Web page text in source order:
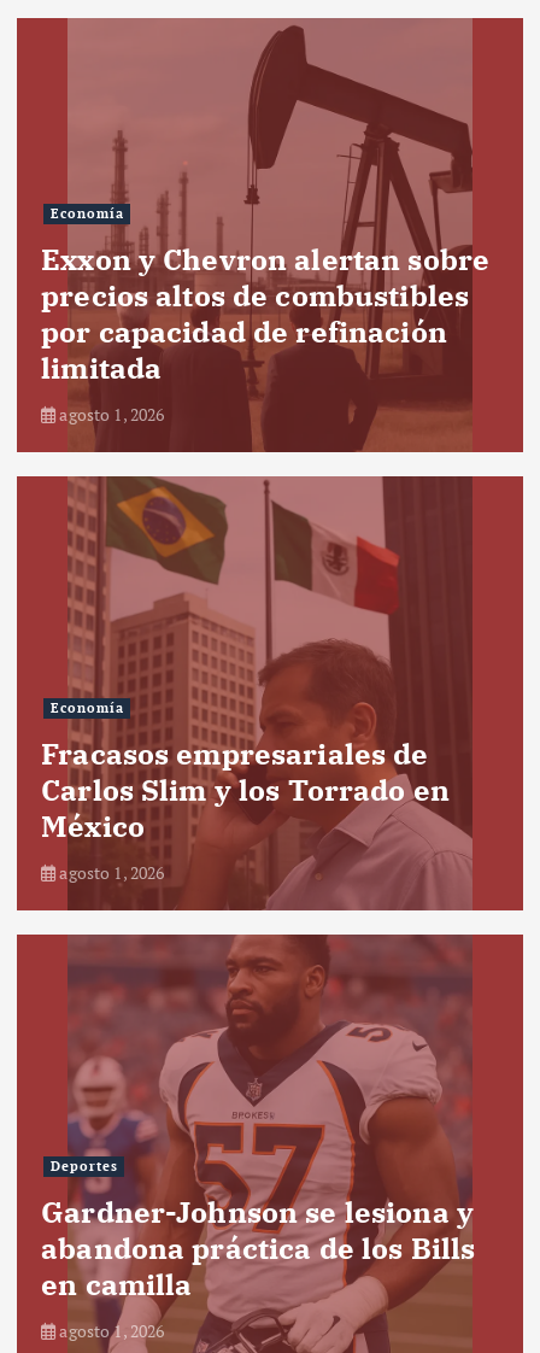
Economía
Exxon y Chevron alertan sobre
precios altos de combustibles
por capacidad de refinación
limitada
agosto 1, 2026
Economía
Fracasos empresariales de
Carlos Slim y los Torrado en
México
agosto 1, 2026
Deportes
Gardner-Johnson se lesiona y
abandona práctica de los Bills
en camilla
agosto 1, 2026